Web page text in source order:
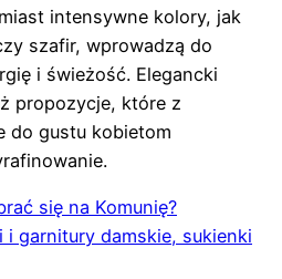
intensywne kolory, jak
szafir, wprowadzą do
i świeżość. Elegancki
propozycje, które z
do gustu kobietom
się na Komunię?
i garnitury damskie, sukienki